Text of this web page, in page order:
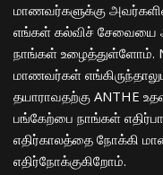
மாணவர்களுக்கு
எங்கள் கல்விச் சேவையை
நாங்கள் உழைத்துள்ளோம்.
மாணவர்கள்
தயாராவதற்கு ANTHE
பங்கேற்பை நாங்கள்
எதிர்காலத்தை நோக்கி
எதிர்நோக்குகிறோம்.